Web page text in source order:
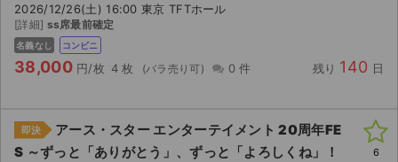
2026/12/26(土) 16:00 東京 TFTホール
[詳細] ss席最前確定
名義なし コンビニ
38,000 円/枚 4 枚 0 件 残り 140 日
即決
アース・スター エンターテイメント 20周年FE
S ～ずっと「ありがとう」、ずっと「よろしくね」！
6